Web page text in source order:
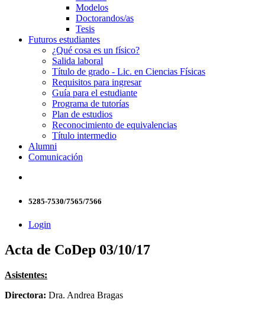
Modelos
Doctorandos/as
Tesis
Futuros estudiantes
¿Qué cosa es un físico?
Salida laboral
Título de grado - Lic. en Ciencias Físicas
Requisitos para ingresar
Guía para el estudiante
Programa de tutorías
Plan de estudios
Reconocimiento de equivalencias
Título intermedio
Alumni
Comunicación
5285-7530/7565/7566
Login
Acta de CoDep 03/10/17
Asistentes:
Directora: Dra. Andrea Bragas